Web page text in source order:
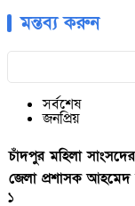
মন্তব্য করুন
সর্বশেষ
জনপ্রিয়
চাঁদপুর মহিলা
জেলা প্রশাসক আহমেদ
১